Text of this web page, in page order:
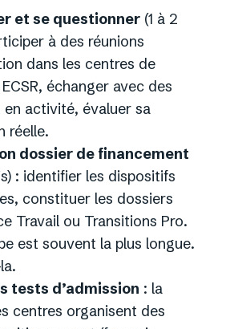
et se questionner (1 à 2
à des réunions
dans les centres de
échanger avec des
en activité, évaluer sa
réelle.
dossier de financement
: identifier les dispositifs
constituer les dossiers
Travail ou Transitions Pro.
est souvent la plus longue.
tests d’admission : la
centres organisent des